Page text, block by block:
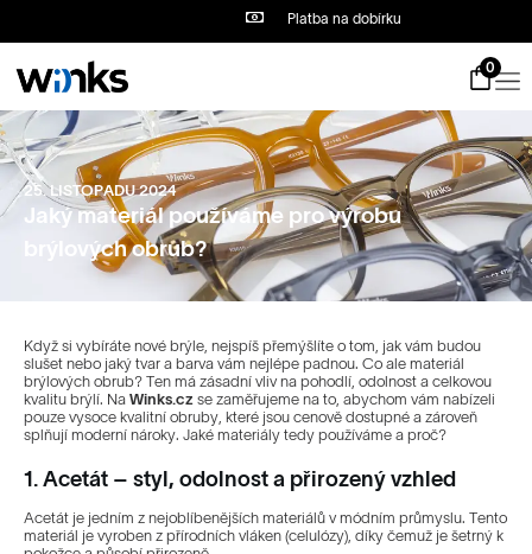
k
p
t
o
c
o
n
t
e
Platba na dobírku
0
25. LISTOPADU 2024
Jaký materiál používáme pro výrobu
brýlových obrub?
Když si vybíráte nové brýle, nejspíš přemýšlíte o tom, jak vám budou
slušet nebo jaký tvar a barva vám nejlépe padnou. Co ale materiál
brýlových obrub? Ten má zásadní vliv na pohodlí, odolnost a celkovou
kvalitu brýlí. Na Winks.cz se zaměřujeme na to, abychom vám nabízeli
pouze vysoce kvalitní obruby, které jsou cenově dostupné a zároveň
splňují moderní nároky. Jaké materiály tedy používáme a proč?
1. Acetát – styl, odolnost a přirozený vzhled
Acetát je jedním z nejoblíbenějších materiálů v módním průmyslu. Tento
materiál je vyroben z přírodních vláken (celulózy), díky čemuž je šetrný k